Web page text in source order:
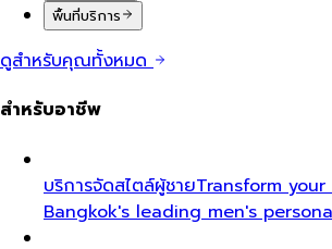
พื้นที่บริการ
ดูสำหรับคุณทั้งหมด
สำหรับอาชีพ
บริการจัดสไตล์ผู้ชายTransform
Bangkok's leading men's